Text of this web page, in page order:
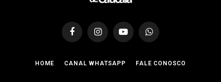
FacebookInstagramYouTubeWhatsApp
HOME CANAL WHATSAPP FALE CONOSCO